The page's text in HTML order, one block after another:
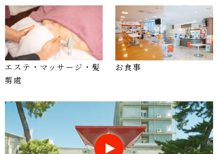
エステ・マッサージ・髪
剪處
お食事